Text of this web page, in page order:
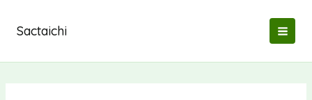
springen
Sactaichi